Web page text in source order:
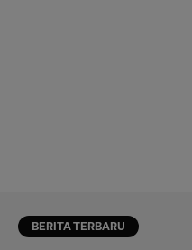
BERITA TERBARU